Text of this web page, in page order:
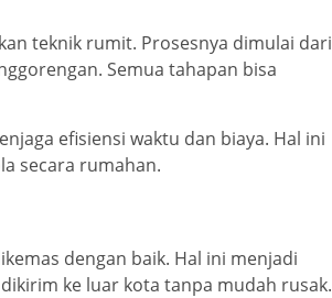
teknik rumit. Prosesnya dimulai dari
Semua tahapan bisa
efisiensi waktu dan biaya. Hal ini
secara rumahan.
dengan baik. Hal ini menjadi
ke luar kota tanpa mudah rusak.